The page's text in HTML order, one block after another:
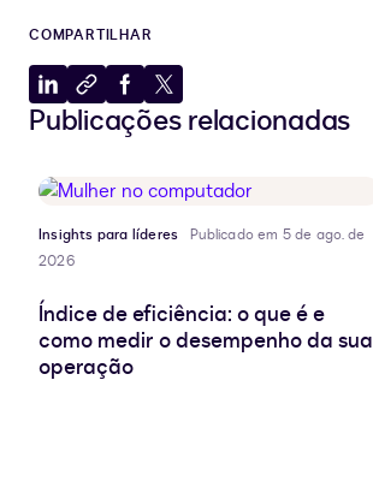
COMPARTILHAR
Compartilhar
no
Copiar
para
de
transferência
Compartilhar
no
Compartilhar
no
Publicações relacionadas
Insights para líderes
Publicado em 5 de ago. de
2026
Índice de eficiência: o que é e
como medir o desempenho da sua
operação